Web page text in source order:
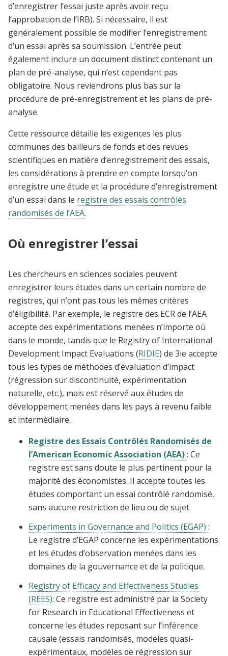
d’enregistrer l’essai juste après avoir reçu
l’approbation de l’IRB). Si nécessaire, il est
généralement possible de modifier l’enregistrement
d’un essai après sa soumission. L’entrée peut
également inclure un document distinct contenant un
plan de pré-analyse, qui n’est cependant pas
obligatoire. Nous reviendrons plus bas sur la
procédure de pré-enregistrement et les plans de pré-
analyse.
Cette ressource détaille les exigences les plus
communes des bailleurs de fonds et des revues
scientifiques en matière d’enregistrement des essais,
les considérations à prendre en compte lorsqu’on
enregistre une étude et la procédure d’enregistrement
d’un essai dans le registre des essais contrôlés
randomisés de l’AEA.
Où enregistrer l’essai
Les chercheurs en sciences sociales peuvent
enregistrer leurs études dans un certain nombre de
registres, qui n’ont pas tous les mêmes critères
d’éligibilité. Par exemple, le registre des ECR de l’AEA
accepte des expérimentations menées n’importe où
dans le monde, tandis que le Registry of International
Development Impact Evaluations (RIDIE) de 3ie accepte
tous les types de méthodes d’évaluation d’impact
(régression sur discontinuité, expérimentation
naturelle, etc.), mais est réservé aux études de
développement menées dans les pays à revenu faible
et intermédiaire.
Registre des Essais Contrôlés Randomisés de
l’American Economic Association (AEA): Ce
registre est sans doute le plus pertinent pour la
majorité des économistes. Il accepte toutes les
études comportant un essai contrôlé randomisé,
sans aucune restriction de lieu ou de sujet.
Experiments in Governance and Politics (EGAP) :
Le registre d’EGAP concerne les expérimentations
et les études d’observation menées dans les
domaines de la gouvernance et de la politique.
Registry of Efficacy and Effectiveness Studies
(REES): Ce registre est administré par la Society
for Research in Educational Effectiveness et
concerne les études reposant sur l’inférence
causale (essais randomisés, modèles quasi-
expérimentaux, modèles de régression sur